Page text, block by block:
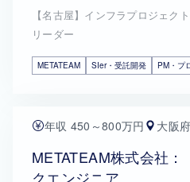
【名古屋】インフラプロジェク
リーダー
METATEAM SIer・受託開発 PM・プ
年収 450～800万円 大阪府
METATEAM株式会社
クエンジニア